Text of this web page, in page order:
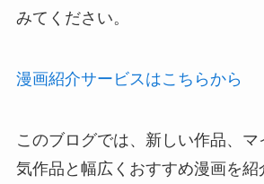
みてください。
漫画紹介サービスはこちらから
このブログでは、新しい作品、マ
気作品と幅広くおすすめ漫画を